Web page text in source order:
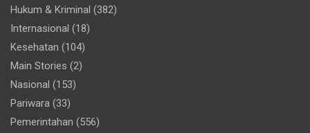
Hukum & Kriminal (382)
Internasional (18)
Kesehatan (104)
Main Stories (2)
Nasional (153)
Pariwara (33)
Pemerintahan (556)